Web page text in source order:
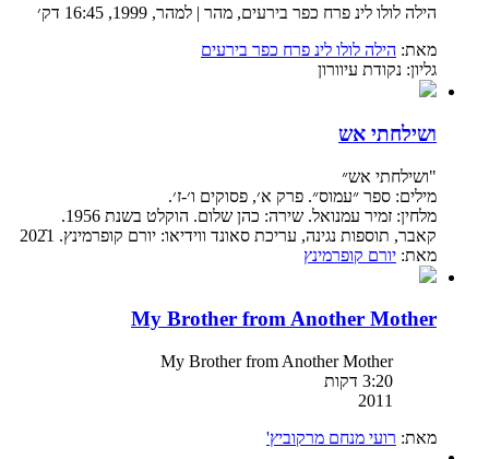
הילה לולו לינ פרח כפר בירעים, מהר | למהר, 1999, 16:45 דק׳
מאת: הילה לולו לינ פרח כפר בירעים
גליון: נקודת עיוורון
ושילחתי אש
"ושילחתי אש״
מילים: ספר ״עמוס״. פרק א׳, פסוקים ו׳-ז׳.
מלחין: זמיר עמנואל. שירה: כהן שלום. הוקלט בשנת 1956.
קאבר, תוספות נגינה, עריכת סאונד ווידיאו: יורם קופרמינץ. 2021ֿֿֿ
מאת: יורם קופרמינץ
My Brother from Another Mother
My Brother from Another Mother
3:20 דקות
2011
מאת: רועי מנחם מרקוביץ'